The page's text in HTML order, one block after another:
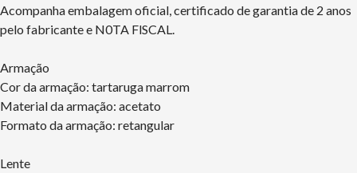
Acompanha embalagem oficial, certificado de garantia de 2 anos
pelo fabricante e N0TA FlSCAL.
Armação
Cor da armação: tartaruga marrom
Material da armação: acetato
Formato da armação: retangular
Lente